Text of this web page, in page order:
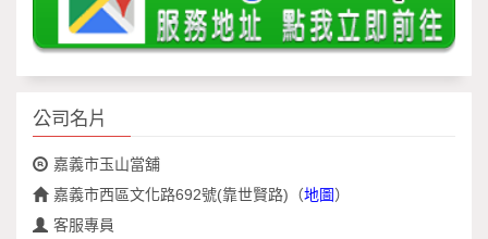
公司名片
嘉義市玉山當舖
嘉義市西區文化路692號(靠世賢路) （地圖）
客服專員